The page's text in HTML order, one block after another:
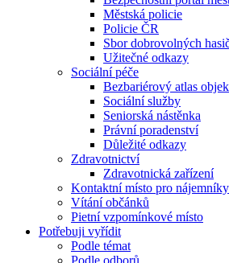
Městská policie
Policie ČR
Sbor dobrovolných
Užitečné odkazy
Sociální péče
Bezbariérový atlas
Sociální služby
Seniorská nástěnka
Právní poradenství
Důležité odkazy
Zdravotnictví
Zdravotnická zařízení
Kontaktní místo pro
Vítání občánků
Pietní vzpomínkové místo
Potřebuji vyřídit
Podle témat